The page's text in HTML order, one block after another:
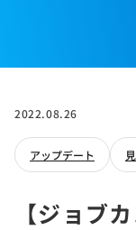
2022.08.26
アップデート
【ジョブ